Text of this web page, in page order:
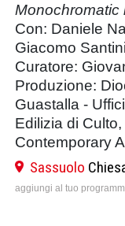
Monochromatic
Con: Daniele
Giacomo Santini
Curatore:
Produzione:
Guastalla -
Edilizia di
Contemporary
Sassuolo
aggiungi al tuo